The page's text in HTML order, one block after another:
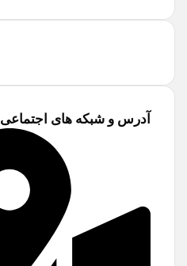
آدرس و شبکه های اجتماعی